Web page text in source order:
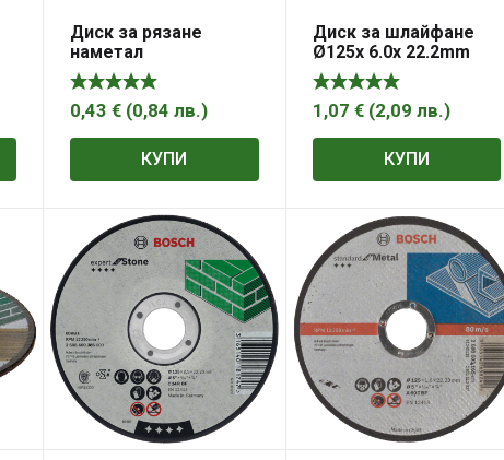
Диск за рязане
наметал
0,43 € (0,84 лв.)
КУПИ
Диск за шлайфане
Ø125х 6.0х 22.2mm
Raider Pro
1,07 € (2,09 лв.)
КУПИ